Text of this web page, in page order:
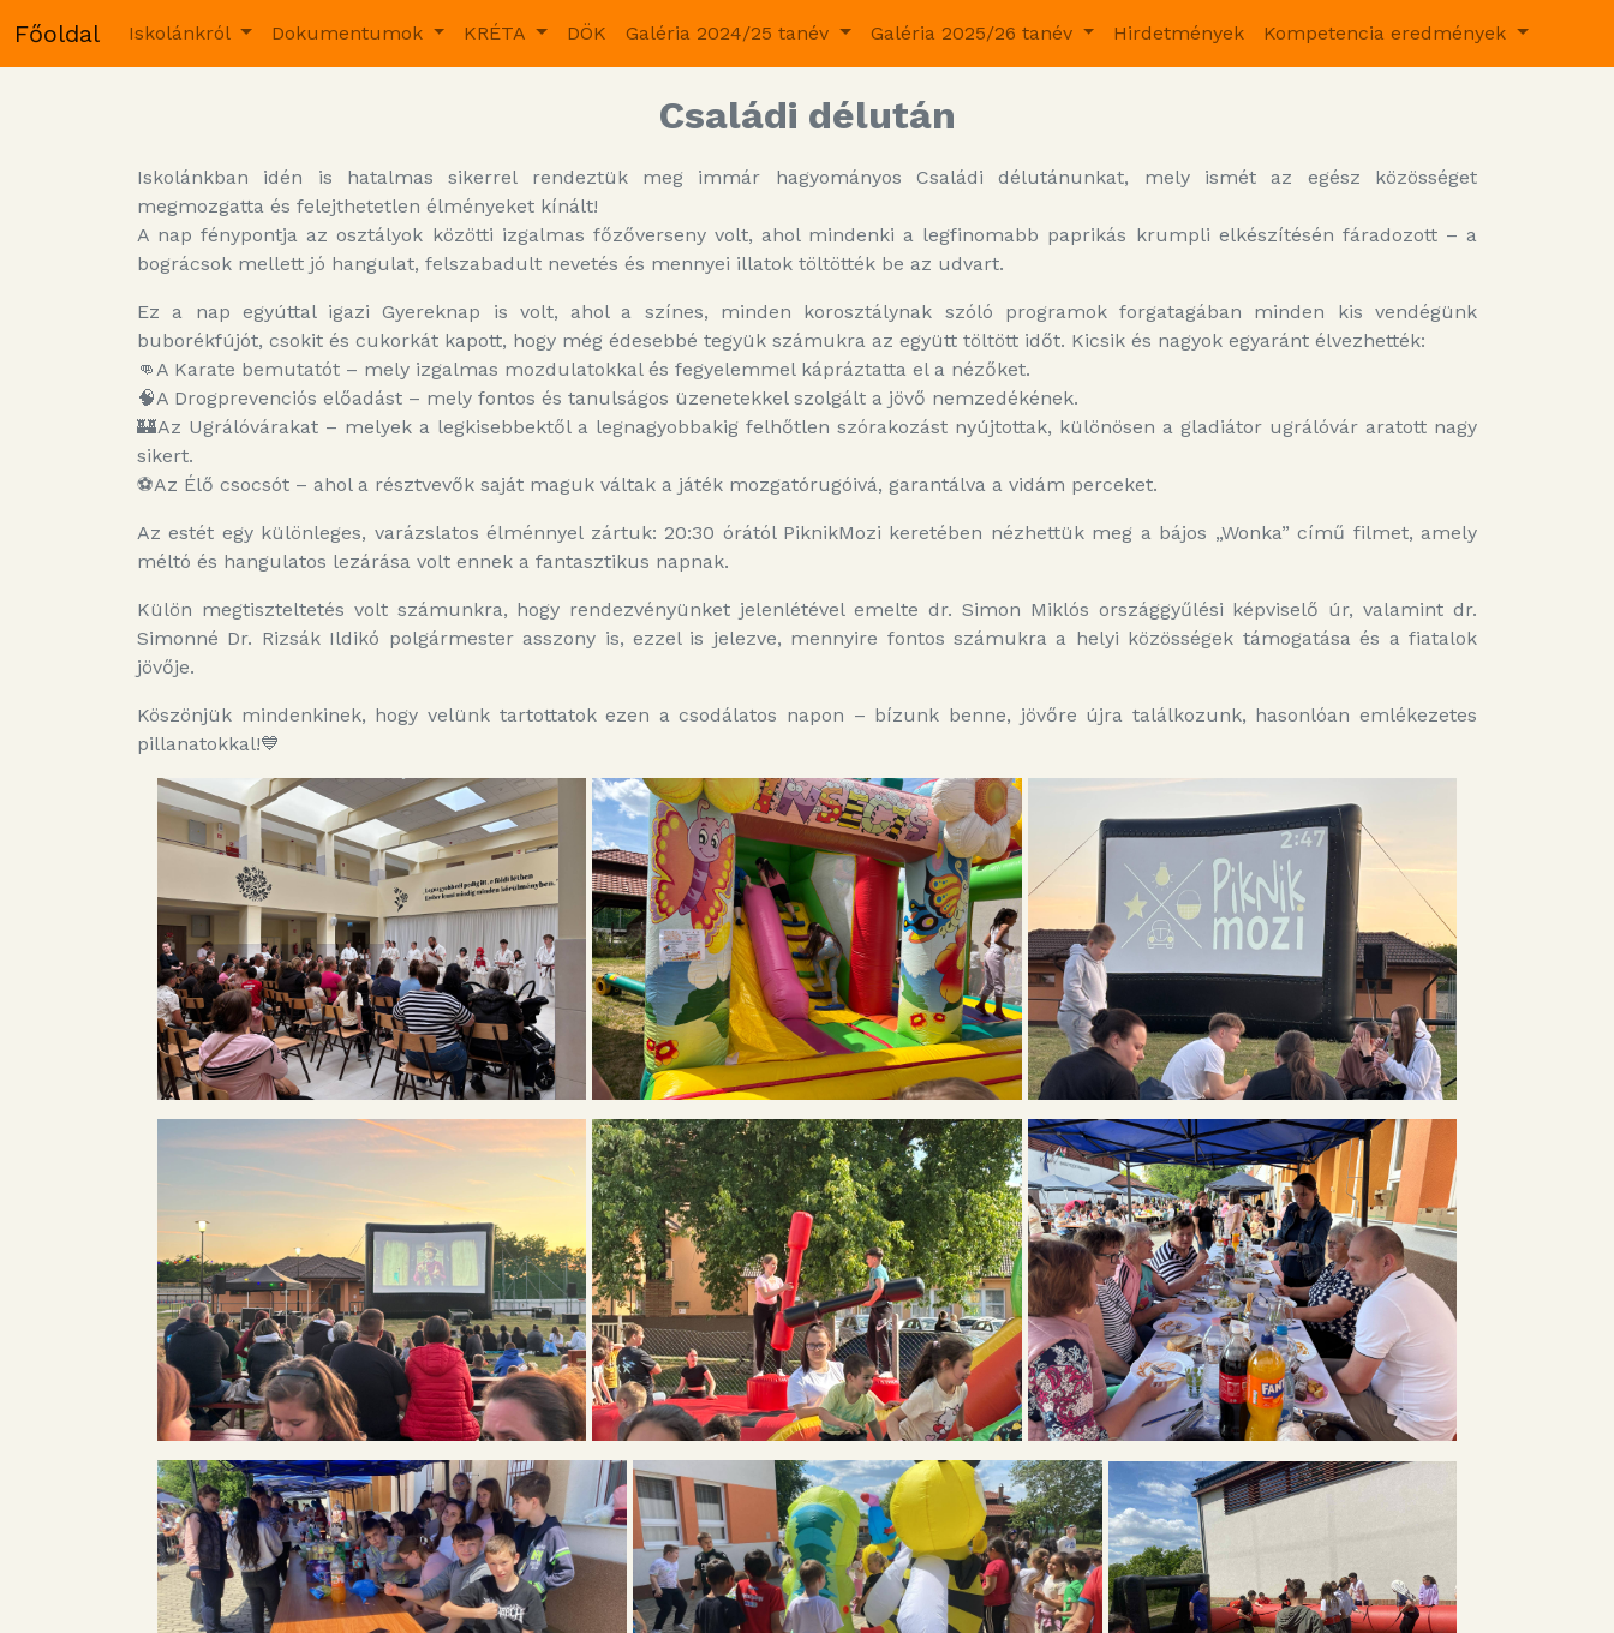
Főoldal Iskolánkról Dokumentumok KRÉTA DÖK Galéria 2024/25 tanév Galéria 2025/26 tanév Hirdetmények Kompetencia eredmények
Családi délután
Iskolánkban idén is hatalmas sikerrel rendeztük meg immár hagyományos Családi délutánunkat, mely ismét az egész közösséget
megmozgatta és felejthetetlen élményeket kínált!
A nap fénypontja az osztályok közötti izgalmas főzőverseny volt, ahol mindenki a legfinomabb paprikás krumpli elkészítésén fáradozott – a
bográcsok mellett jó hangulat, felszabadult nevetés és mennyei illatok töltötték be az udvart.
Ez a nap egyúttal igazi Gyereknap is volt, ahol a színes, minden korosztálynak szóló programok forgatagában minden kis vendégünk
buborékfújót, csokit és cukorkát kapott, hogy még édesebbé tegyük számukra az együtt töltött időt. Kicsik és nagyok egyaránt élvezhették:
👊A Karate bemutatót – mely izgalmas mozdulatokkal és fegyelemmel kápráztatta el a nézőket.
🧠A Drogprevenciós előadást – mely fontos és tanulságos üzenetekkel szolgált a jövő nemzedékének.
🏰Az Ugrálóvárakat – melyek a legkisebbektől a legnagyobbakig felhőtlen szórakozást nyújtottak, különösen a gladiátor ugrálóvár aratott nagy
sikert.
⚽Az Élő csocsót – ahol a résztvevők saját maguk váltak a játék mozgatórugóivá, garantálva a vidám perceket.
Az estét egy különleges, varázslatos élménnyel zártuk: 20:30 órától PiknikMozi keretében nézhettük meg a bájos „Wonka” című filmet, amely
méltó és hangulatos lezárása volt ennek a fantasztikus napnak.
Külön megtiszteltetés volt számunkra, hogy rendezvényünket jelenlétével emelte dr. Simon Miklós országgyűlési képviselő úr, valamint dr.
Simonné Dr. Rizsák Ildikó polgármester asszony is, ezzel is jelezve, mennyire fontos számukra a helyi közösségek támogatása és a fiatalok
jövője.
Köszönjük mindenkinek, hogy velünk tartottatok ezen a csodálatos napon – bízunk benne, jövőre újra találkozunk, hasonlóan emlékezetes
pillanatokkal!💙